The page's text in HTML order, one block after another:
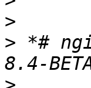
>
> *#